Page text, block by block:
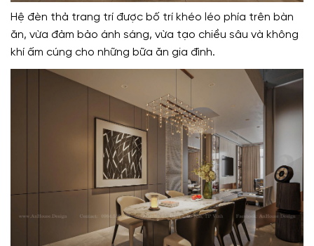
Hệ đèn thả trang trí được bố trí khéo léo phía trên bàn
ăn, vừa đảm bảo ánh sáng, vừa tạo chiều sâu và không
khí ấm cúng cho những bữa ăn gia đình.